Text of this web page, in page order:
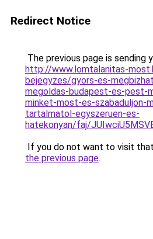
Redirect Notice
The previous page is sending
http://www.lomtalanitas-
bejegyzes/gyors-es-
megoldas-budapest-es-pest-
minket-most-es-szabaduljon-
tartalmatol-egyszeruen-es-
hatekonyan/faj/
If you do not want to visit
the previous page.